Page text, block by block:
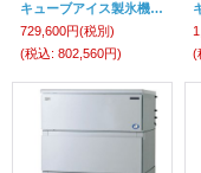
キューブアイス製氷機 【セル方式】スタックオンタイプ（スモールサイズ）【Panasonic】
729,600円(税別)
(税込: 802,560円)
(